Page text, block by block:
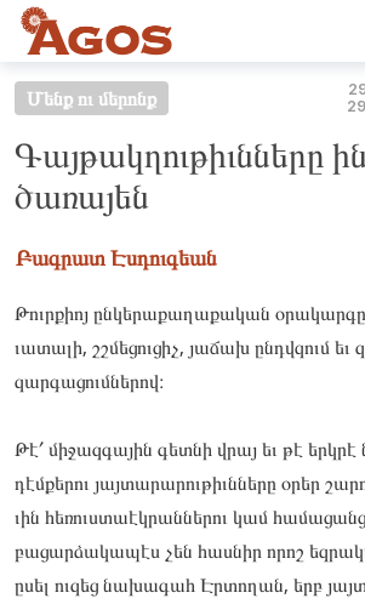
Մենք ու մերոնք
Գայթակղութիւնները
ծառայեն
Բագրատ Էսդուգեան
Թուրքիոյ ըն­կե­րաքա­ղաքա­կան
ւատա­լի, շշմե­ցու­ցիչ, յա­ճախ ընդվզում
զար­գա­ցումնե­րով։
Թէ՛ մի­ջազ­գա­յին գե­տնի վրայ եւ թէ
դէմ­քե­րու յայ­տա­րարու­թիւննե­րը օրեր
ւին հե­ռուստաէկ­րաննե­րու կամ
բա­ցար­ձա­կապէս չեն հաս­նիր որոշ
ըսել ու­զեց նա­խագահ Էր­տո­ղան, երբ